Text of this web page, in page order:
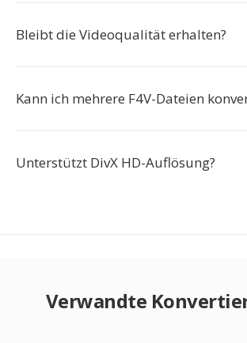
Bleibt die Videoqualität erhalten?
Kann ich mehrere F4V-Dateien
Unterstützt DivX HD-Auflösung?
Verwandte